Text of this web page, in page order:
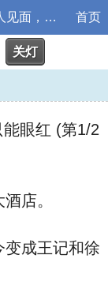
读心高手在都市_第一百四十二章 仇人见面，只能眼红 首页
关灯
眼红 (第1/2
店。
成王记和徐